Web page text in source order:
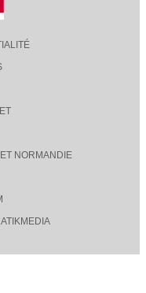
NORMANDIE